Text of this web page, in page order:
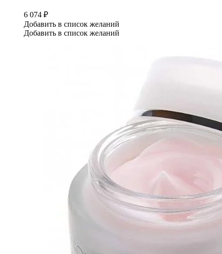
6 074 ₽
Добавить в список желаний
Добавить в список желаний